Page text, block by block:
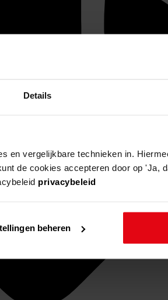
Details
en vergelijkbare technieken in.
de cookies accepteren door op 'Ja,
privacybeleid
beheren